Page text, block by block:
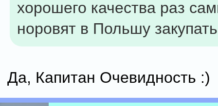
хорошего качества раз
норовят в Польшу
Да, Капитан Очевидность :)